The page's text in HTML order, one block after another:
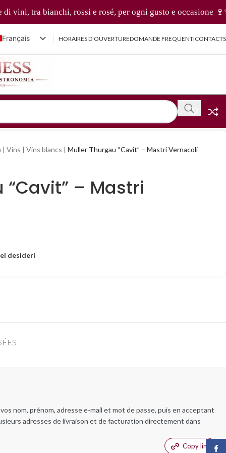
tra bianchi, rossi e rosé, per ogni gusto e occasione 🍷✨
Français
Italiano
English (UK)
Deutsch
HORAIRES D'OUVERTUREDOMANDE FREQUENTICONTACTS
| Vins | Vins blancs | Muller Thurgau “Cavit” – Mastri Vernacoli
– Mastri
desideri
nom, prénom, adresse e-mail et mot de passe, puis en acceptant
adresses de livraison et de facturation directement dans
Copy link